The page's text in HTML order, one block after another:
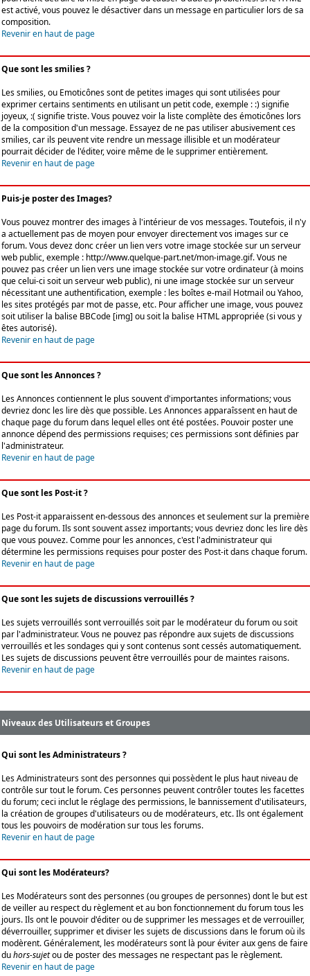
est activé, vous pouvez le désactiver dans un message en particulier lors de sa
composition.
Revenir en haut de page
Que sont les smilies ?
Les smilies, ou Emoticônes sont de petites images qui sont utilisées pour
exprimer certains sentiments en utilisant un petit code, exemple : :) signifie
joyeux, :( signifie triste. Vous pouvez voir la liste complète des émoticônes lors
de la composition d'un message. Essayez de ne pas utiliser abusivement ces
smilies, car ils peuvent vite rendre un message illisible et un modérateur
pourrait décider de l'éditer, voire même de le supprimer entièrement.
Revenir en haut de page
Puis-je poster des Images?
Vous pouvez montrer des images à l'intérieur de vos messages. Toutefois, il n'y
a actuellement pas de moyen pour envoyer directement vos images sur ce
forum. Vous devez donc créer un lien vers votre image stockée sur un serveur
web public, exemple : http://www.quelque-part.net/mon-image.gif. Vous ne
pouvez pas créer un lien vers une image stockée sur votre ordinateur (à moins
que celui-ci soit un serveur web public), ni une image stockée sur un serveur
nécessitant une authentification, exemple : les boîtes e-mail Hotmail ou Yahoo,
les sites protégés par mot de passe, etc. Pour afficher une image, vous pouvez
soit utiliser la balise BBCode [img] ou soit la balise HTML appropriée (si vous y
êtes autorisé).
Revenir en haut de page
Que sont les Annonces ?
Les Annonces contiennent le plus souvent d'importantes informations; vous
devriez donc les lire dès que possible. Les Annonces apparaîssent en haut de
chaque page du forum dans lequel elles ont été postées. Pouvoir poster une
annonce dépend des permissions requises; ces permissions sont définies par
l'administrateur.
Revenir en haut de page
Que sont les Post-it ?
Les Post-it apparaissent en-dessous des annonces et seulement sur la première
page du forum. Ils sont souvent assez importants; vous devriez donc les lire dès
que vous pouvez. Comme pour les annonces, c'est l'administrateur qui
détermine les permissions requises pour poster des Post-it dans chaque forum.
Revenir en haut de page
Que sont les sujets de discussions verrouillés ?
Les sujets verrouillés sont verrouillés soit par le modérateur du forum ou soit
par l'administrateur. Vous ne pouvez pas répondre aux sujets de discussions
verrouillés et les sondages qui y sont contenus sont cessés automatiquement.
Les sujets de discussions peuvent être verrouillés pour de maintes raisons.
Revenir en haut de page
Niveaux des Utilisateurs et Groupes
Qui sont les Administrateurs ?
Les Administrateurs sont des personnes qui possèdent le plus haut niveau de
contrôle sur tout le forum. Ces personnes peuvent contrôler toutes les facettes
du forum; ceci inclut le réglage des permissions, le bannissement d'utilisateurs,
la création de groupes d'utilisateurs ou de modérateurs, etc. Ils ont également
tous les pouvoirs de modération sur tous les forums.
Revenir en haut de page
Qui sont les Modérateurs?
Les Modérateurs sont des personnes (ou groupes de personnes) dont le but est
de veiller au respect du règlement et au bon fonctionnement du forum tous les
jours. Ils ont le pouvoir d'éditer ou de supprimer les messages et de verrouiller,
déverrouiller, supprimer et diviser les sujets de discussions dans le forum où ils
modèrent. Généralement, les modérateurs sont là pour éviter aux gens de faire
duhors-sujetou de poster des messages ne respectant pas le règlement.
Revenir en haut de page